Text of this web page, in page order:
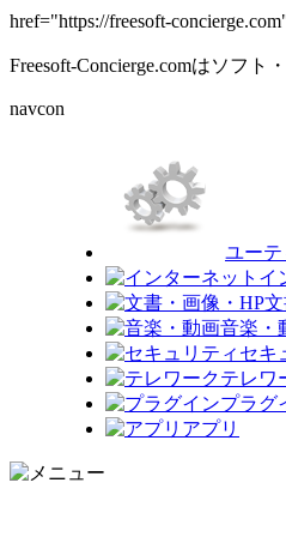
href="https://freesoft-
Freesoft-Concierge.comはソフ
navcon
ユーテ
イ
音楽・
セキ
テレワ
プラグ
アプリ